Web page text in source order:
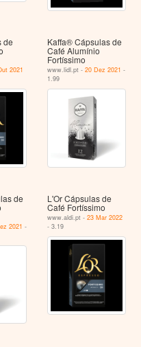
de
2021
Kaffa® Cápsulas de
Café Alumínio
Fortíssimo
www.lidl.pt -20 Dez 2021 -
1.99
de
2021 -
L'Or Cápsulas de
Café Fortíssimo
www.aldi.pt -23 Mar 2022
- 3.19